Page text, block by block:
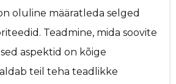
oluline määratleda selged
Teadmine, mida soovite
aspektid on kõige
teil teha teadlikke